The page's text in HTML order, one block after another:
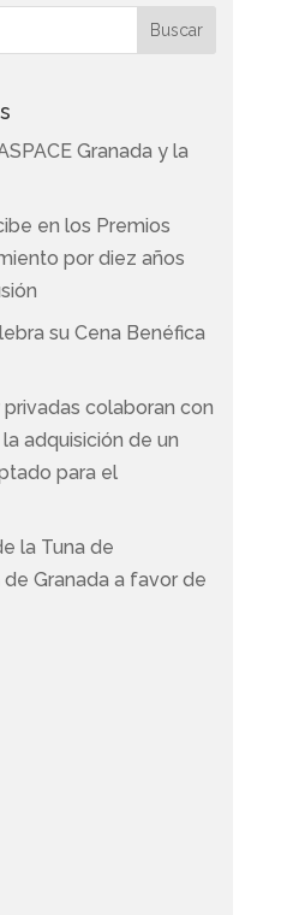
Granada y la
en los Premios
por diez años
su Cena Benéfica
colaboran con
adquisición de un
para el
la Tuna de
Granada a favor de